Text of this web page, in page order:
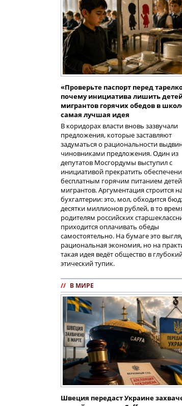
«Проверьте паспорт перед
почему инициатива лишить
мигрантов горячих обедов в
самая лучшая идея
В коридорах власти вновь зазвучали
предложения, которые заставляют
задуматься о рациональности
чиновниками предложения. Один из
депутатов Мосгордумы выступил с
инициативой прекратить
бесплатным горячим питанием детей
мигрантов. Аргументация строится
бухгалтерии: это, мол, обходится
десятки миллионов рублей, в то
родителям российских
приходится оплачивать обеды
самостоятельно. На бумаге это
рациональная экономия, но на
такая идея ведёт общество в
этический тупик.
// В МИРЕ
Швеция передаст Украине